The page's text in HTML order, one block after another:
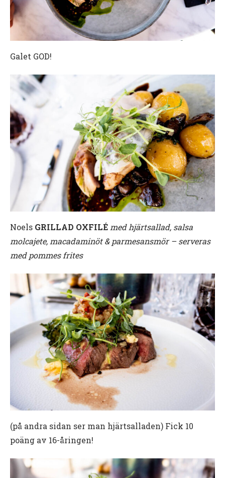
Galet GOD!
Noels GRILLAD OXFILÉ med hjärtsallad, salsa
molcajete, macadaminöt & parmesansmör – serveras
med pommes frites
(på andra sidan ser man hjärtsalladen) Fick 10
poäng av 16-åringen!